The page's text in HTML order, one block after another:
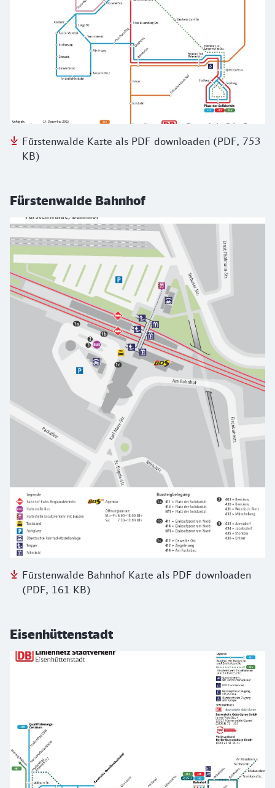
Fürstenwalde Karte als PDF downloaden (PDF, 753
KB)
Fürstenwalde Bahnhof
Fürstenwalde Bahnhof Karte als PDF downloaden
(PDF, 161 KB)
Eisenhüttenstadt